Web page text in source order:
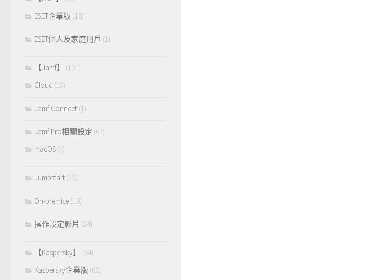
ESET企業版 (10)
ESET個人及家庭用戶 (1)
【Jamf】
(101)
Cloud (18)
Jamf Conncet (1)
Jamf Pro相關設定 (67)
macOS (4)
Jumpstart (15)
On-premise (19)
操作設定影片 (24)
【Kaspersky】
(64)
Kaspersky企業版 (62)